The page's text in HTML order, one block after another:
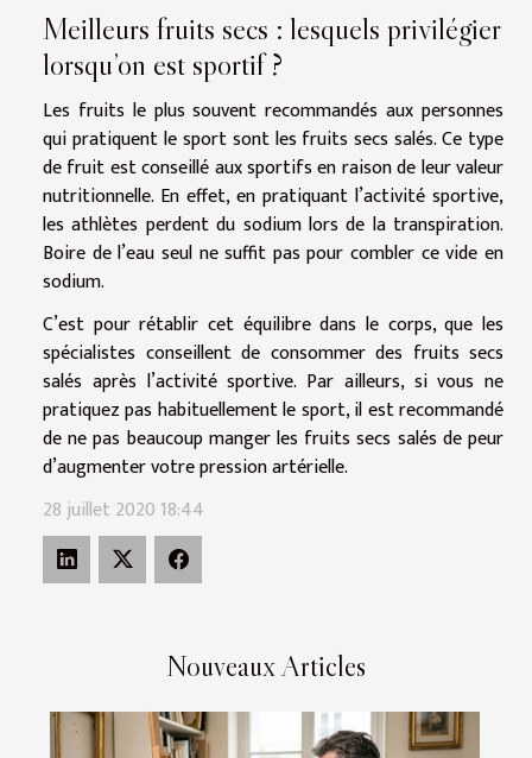
Nouveaux Articles
Meilleurs fruits secs : lesquels privilégier
lorsqu’on est sportif ?
Les fruits le plus souvent recommandés aux personnes
qui pratiquent le sport sont les fruits secs salés. Ce type
de fruit est conseillé aux sportifs en raison de leur valeur
nutritionnelle. En effet, en pratiquant l’activité sportive,
les athlètes perdent du sodium lors de la transpiration.
Boire de l’eau seul ne suffit pas pour combler ce vide en
sodium.
C’est pour rétablir cet équilibre dans le corps, que les
spécialistes conseillent de consommer des fruits secs
salés après l’activité sportive. Par ailleurs, si vous ne
pratiquez pas habituellement le sport, il est recommandé
de ne pas beaucoup manger les fruits secs salés de peur
d’augmenter votre pression artérielle.
28 juillet 2020 18:44